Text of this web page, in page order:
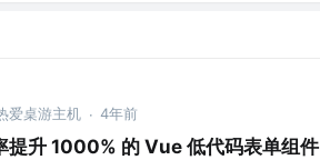
爱桌游主机 · 4年前
提升 1000% 的 Vue 低代码表单组件